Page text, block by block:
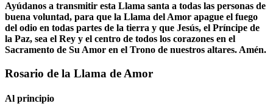
Ayúdanos a transmitir esta Llama santa a todas las personas de
buena voluntad, para que la Llama del Amor apague el fuego
del odio en todas partes de la tierra y que Jesús, el Príncipe de
la Paz, sea el Rey y el centro de todos los corazones en el
Sacramento de Su Amor en el Trono de nuestros altares. Amén.
Rosario de la Llama de Amor
Al principio